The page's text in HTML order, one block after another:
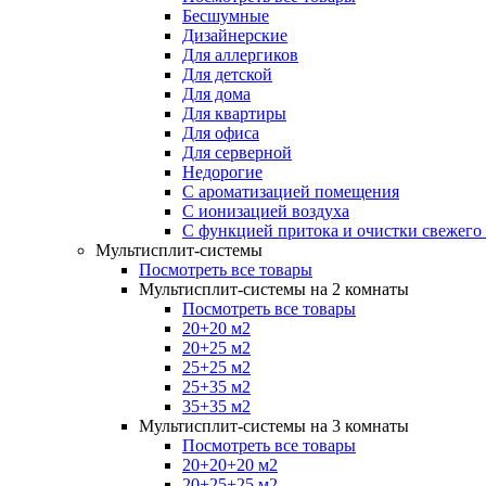
Бесшумные
Дизайнерские
Для аллергиков
Для детской
Для дома
Для квартиры
Для офиса
Для серверной
Недорогие
С ароматизацией помещения
С ионизацией воздуха
С функцией притока и очистки свежего
Мультисплит-системы
Посмотреть все товары
Мультисплит-системы на 2 комнаты
Посмотреть все товары
20+20 м2
20+25 м2
25+25 м2
25+35 м2
35+35 м2
Мультисплит-системы на 3 комнаты
Посмотреть все товары
20+20+20 м2